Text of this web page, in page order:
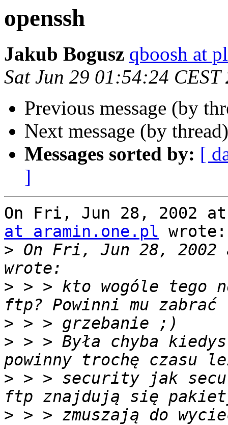
openssh
Jakub Bogusz qboosh at
Sat Jun 29 01:54:24 CEST
Previous message (by
Next message (by
Messages sorted by: [
]
On Fri, Jun 28, 2002 at
at aramin.one.pl wrote:
> On Fri, Jun 28, 2002
> > > kto wogóle tego
>
> > > Była chyba
> > > security jak
> > > zmuszają do